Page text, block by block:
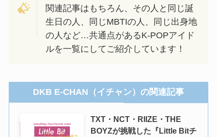
関連記事はもちろん、その人と同じ誕
生日の人、同じMBTIの人、同じ出身地
の人など…共通点があるK-POPアイド
ルを一覧にしてご紹介しています！
DKB E-CHAN（イチャン）の関連記事
TXT・NCT・RIIZE・THE
BOYZが挑戦した『Little Bitチ